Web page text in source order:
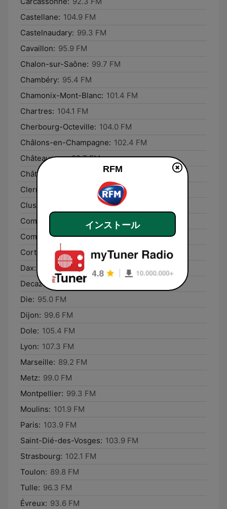
Castellane: 104.9 FM
Castelnaudary: 99.3 FM
Cavaillon: 95.9 FM
Chalon-sur-Saône: 99.7 FM
Chambéry: 95.4 FM
Chamonix-Mont-Blanc: 101.4 FM
Chartres: 104.1 FM
Cherbourg-Octeville: 104.0 FM
Châlons-en-Champagne: 102.4 FM
Châteauroux: 88.7 FM
Châtellerault:
Clermont-Ferrand:
106.4 FM
Cluses:
Commercy:
95.9 FM
Compiègne: 101.7 FM
Corte:
107.3 FM
Dax:
93.5 FM
Decazeville: 90.3 FM
Die: 95.0 FM
Dijon: 99.6 FM
Dole: 105.4 FM
Lyon: 107.3 FM
Marseille: 89.2 FM
Metz: 99.0 FM
Montpellier: 99.3 FM
Moulins: 101.9 FM
Paris: 103.9 FM
Saint-Dié-des-Vosges: 103.9 FM
Strasbourg: 102.1 FM
Toulon: 89.8 FM
Tulle: 96.3 FM
Évreux: 93.6 FM
RFM
インストール